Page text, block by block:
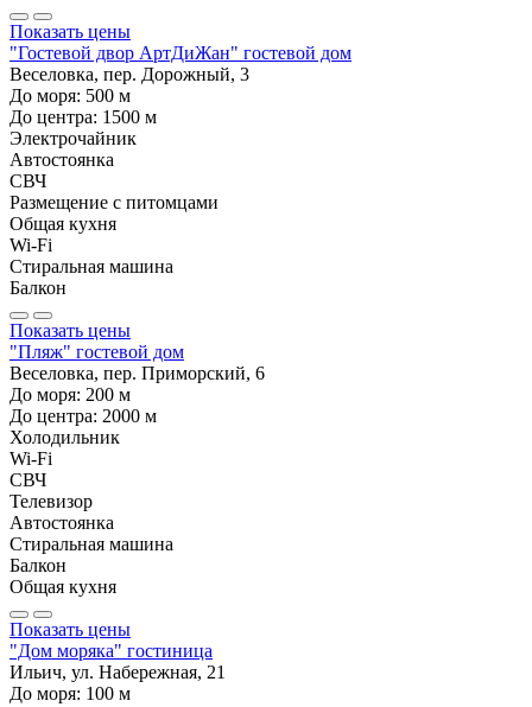
Показать цены
"Гостевой двор АртДиЖан" гостевой дом
Веселовка, пер. Дорожный, 3
До моря: 500 м
До центра: 1500 м
Электрочайник
Автостоянка
СВЧ
Размещение с питомцами
Общая кухня
Wi-Fi
Стиральная машина
Балкон
Показать цены
"Пляж" гостевой дом
Веселовка, пер. Приморский, 6
До моря: 200 м
До центра: 2000 м
Холодильник
Wi-Fi
СВЧ
Телевизор
Автостоянка
Стиральная машина
Балкон
Общая кухня
Показать цены
"Дом моряка" гостиница
Ильич, ул. Набережная, 21
До моря: 100 м